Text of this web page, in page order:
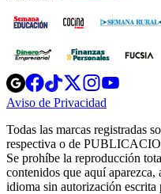
Opens
in
new
Opens
in
new
Opens
in
new
window
Opens
new
windowwindow
Aviso de Privacidad
new
window
Todas las marcas registradas
respectiva o de
Se prohíbe la reproducción
contenidos que aquí
idioma sin autorización escrita